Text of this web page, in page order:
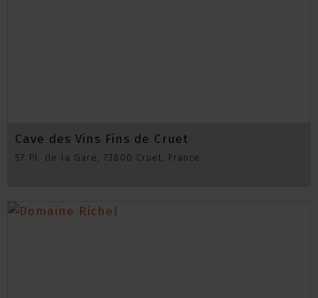
Cave des Vins Fins de Cruet
57 Pl. de la Gare, 73800 Cruet, France